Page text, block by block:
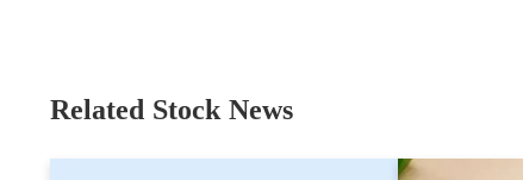
Related Stock News